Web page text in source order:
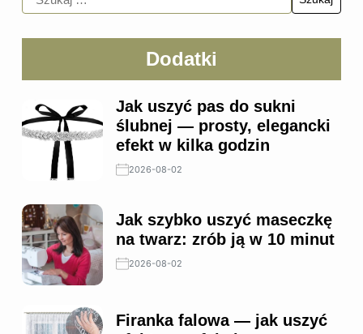
Dodatki
Jak uszyć pas do sukni
ślubnej — prosty, elegancki
efekt w kilka godzin
2026-08-02
Jak szybko uszyć maseczkę
na twarz: zrób ją w 10 minut
2026-08-02
Firanka falowa — jak uszyć